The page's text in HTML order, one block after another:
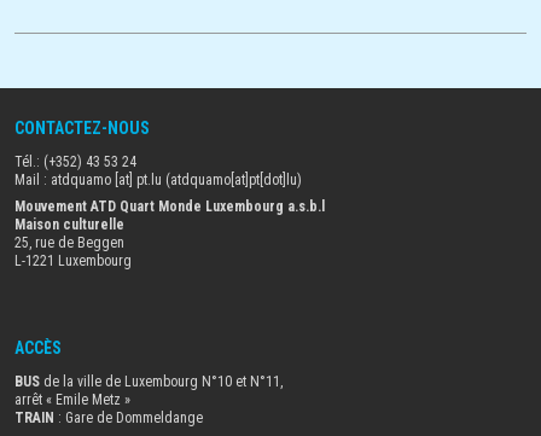
CONTACTEZ-NOUS
Tél.: (+352) 43 53 24
Mail : atdquamo [at] pt lu (atdquamo[at]pt[dot]lu)
Mouvement ATD Quart Monde Luxembourg a.s.b.l
Maison culturelle
25, rue de Beggen
L-1221 Luxembourg
ACCÈS
BUS de la ville de Luxembourg N°10 et N°11,
arrêt « Emile Metz »
TRAIN : Gare de Dommeldange